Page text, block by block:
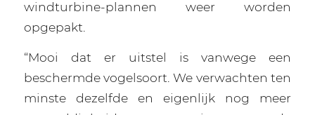
windturbine-plannen weer worden
opgepakt.
“Mooi dat er uitstel is vanwege een
beschermde vogelsoort. We verwachten ten
minste dezelfde en eigenlijk nog meer